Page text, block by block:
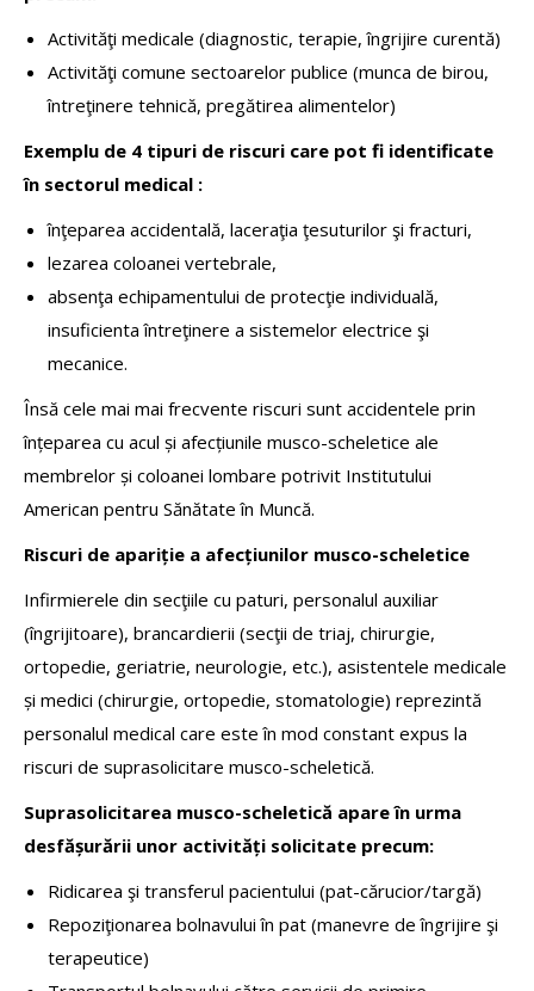
Activităţi medicale (diagnostic, terapie, îngrijire curentă)
Activităţi comune sectoarelor publice (munca de birou,
întreţinere tehnică, pregătirea alimentelor)
Exemplu de 4 tipuri de riscuri care pot fi identificate
în sectorul medical :
înţeparea accidentală, laceraţia ţesuturilor şi fracturi,
lezarea coloanei vertebrale,
absenţa echipamentului de protecţie individuală,
insuficienta întreţinere a sistemelor electrice şi
mecanice.
Însă cele mai mai frecvente riscuri sunt accidentele prin
înțeparea cu acul și afecțiunile musco-scheletice ale
membrelor și coloanei lombare potrivit Institutului
American pentru Sănătate în Muncă.
Riscuri de apariție a afecțiunilor musco-scheletice
Infirmierele din secţiile cu paturi, personalul auxiliar
(îngrijitoare), brancardierii (secţii de triaj, chirurgie,
ortopedie, geriatrie, neurologie, etc.), asistentele medicale
și medici (chirurgie, ortopedie, stomatologie) reprezintă
personalul medical care este în mod constant expus la
riscuri de suprasolicitare musco-scheletică.
Suprasolicitarea musco-scheletică apare în urma
desfășurării unor activități solicitate precum:
Ridicarea şi transferul pacientului (pat-cărucior/targă)
Repoziţionarea bolnavului în pat (manevre de îngrijire şi
terapeutice)